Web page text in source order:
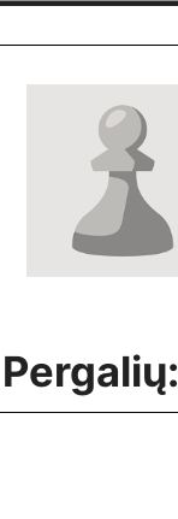
Pergalių: